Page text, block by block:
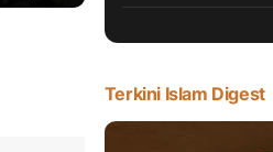
Terkini Islam Digest